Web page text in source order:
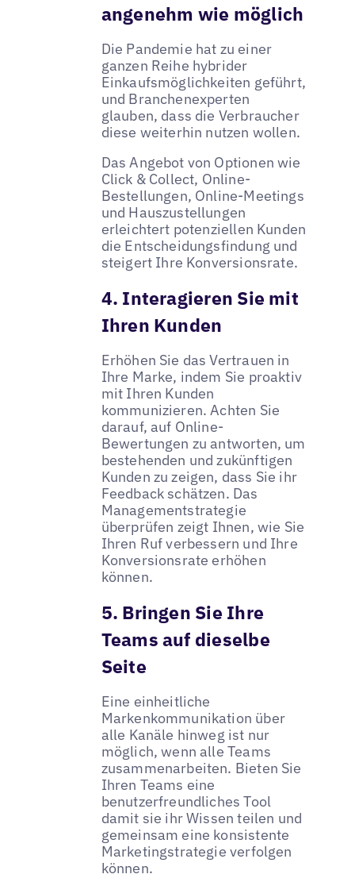
angenehm wie möglich
Die Pandemie hat zu einer
ganzen Reihe hybrider
Einkaufsmöglichkeiten geführt,
und Branchenexperten
glauben, dass die Verbraucher
diese weiterhin nutzen wollen.
Das Angebot von Optionen wie
Click & Collect, Online-
Bestellungen, Online-Meetings
und Hauszustellungen
erleichtert potenziellen Kunden
die Entscheidungsfindung und
steigert Ihre Konversionsrate.
4. Interagieren Sie mit
Ihren Kunden
Erhöhen Sie das Vertrauen in
Ihre Marke, indem Sie proaktiv
mit Ihren Kunden
kommunizieren. Achten Sie
darauf, auf Online-
Bewertungen zu antworten, um
bestehenden und zukünftigen
Kunden zu zeigen, dass Sie ihr
Feedback schätzen. Das
Managementstrategie
überprüfen zeigt Ihnen, wie Sie
Ihren Ruf verbessern und Ihre
Konversionsrate erhöhen
können.
5. Bringen Sie Ihre
Teams auf dieselbe
Seite
Eine einheitliche
Markenkommunikation über
alle Kanäle hinweg ist nur
möglich, wenn alle Teams
zusammenarbeiten. Bieten Sie
Ihren Teams eine
benutzerfreundliches Tool
damit sie ihr Wissen teilen und
gemeinsam eine konsistente
Marketingstrategie verfolgen
können.